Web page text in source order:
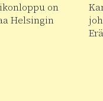
on
Helsingin